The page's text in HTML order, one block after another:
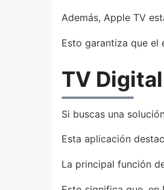
Además, Apple TV
Esto garantiza que el
TV
Si buscas una
Esta aplicación
La principal función